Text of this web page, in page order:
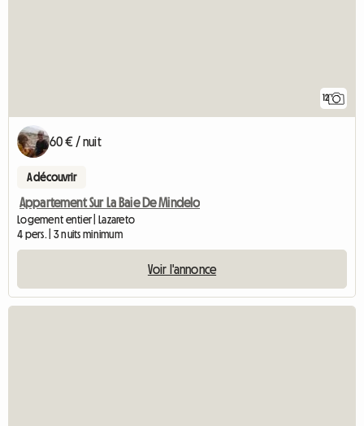
12
60 € / nuit
A découvrir
Appartement Sur La Baie De Mindelo
Logement entier | Lazareto
4 pers. | 3 nuits minimum
Voir l'annonce